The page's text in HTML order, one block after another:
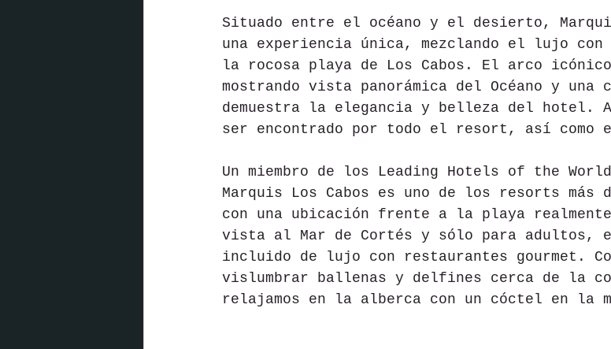
Situado entre el océano y el desierto,
una experiencia única, mezclando el lujo
la rocosa playa de Los Cabos. El arco
mostrando vista panorámica del Océano y una
demuestra la elegancia y belleza del hotel.
ser encontrado por todo el resort, así como
Un miembro de los Leading Hotels of the
Marquis Los Cabos es uno de los resorts
con una ubicación frente a la playa
vista al Mar de Cortés y sólo para adultos,
incluido de lujo con restaurantes gourmet.
vislumbrar ballenas y delfines cerca de la
relajamos en la alberca con un cóctel en la